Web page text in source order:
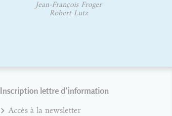
Jean-François Froger
Robert Lutz
Inscription lettre d'information
Accès à la newsletter